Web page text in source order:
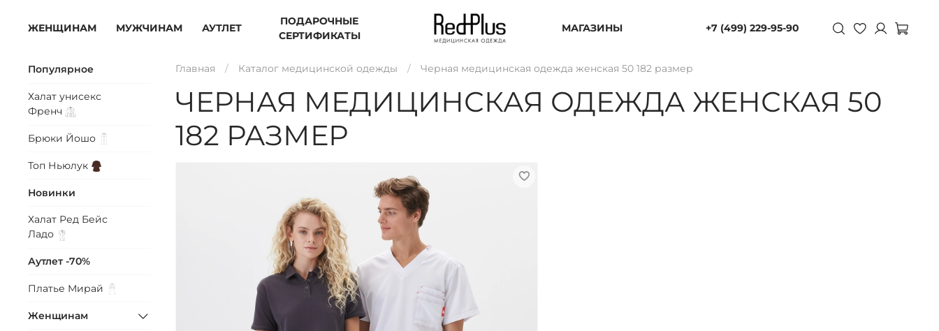
ЖЕНЩИНАМ МУЖЧИНАМ АУТЛЕТ
ПОДАРОЧНЫЕ
СЕРТИФИКАТЫ
МАГАЗИНЫ +7 (499) 229-95-90
Главная Каталог медицинской одежды Черная медицинская одежда женская 50 182 размер
ЧЕРНАЯ МЕДИЦИНСКАЯ ОДЕЖДА ЖЕНСКАЯ 50
182 РАЗМЕР
Популярное
Халат унисекс
Френч
Брюки Йошо
Топ Ньюлук
Новинки
Халат Ред Бейс
Ладо
Аутлет -70%
Платье Мирай
Женщинам